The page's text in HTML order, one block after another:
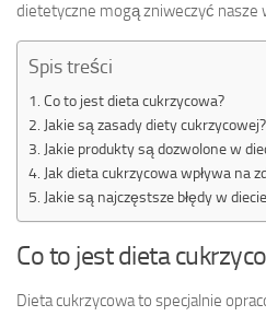
dietetyczne mogą zniweczyć nasze
Spis treści
Co to jest dieta cukrzycowa?
Jakie są zasady diety cukrzycowej?
Jakie produkty są dozwolone w
Jak dieta cukrzycowa wpływa na
Jakie są najczęstsze błędy w
Co to jest dieta
Dieta cukrzycowa to specjalnie